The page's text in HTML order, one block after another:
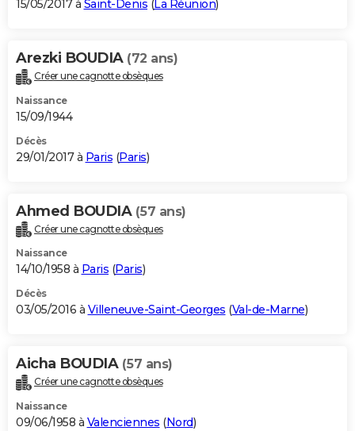
15/05/2017 à Saint-Denis (La Réunion)
Arezki BOUDIA (72 ans)
Créer une cagnotte obsèques
Naissance
15/09/1944
Décès
29/01/2017 à Paris (Paris)
Ahmed BOUDIA (57 ans)
Créer une cagnotte obsèques
Naissance
14/10/1958 à Paris (Paris)
Décès
03/05/2016 à Villeneuve-Saint-Georges (Val-de-Marne)
Aicha BOUDIA (57 ans)
Créer une cagnotte obsèques
Naissance
09/06/1958 à Valenciennes (Nord)